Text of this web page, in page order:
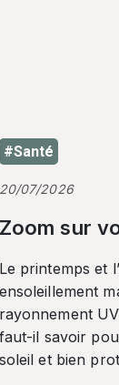
#Santé
20/07/2026
Zoom sur
Le printemps et
ensoleillement
rayonnement
faut-il savoir
soleil et bien